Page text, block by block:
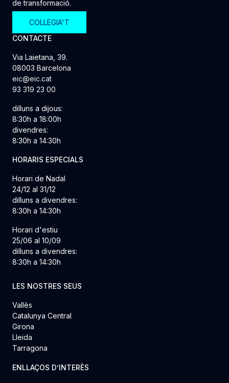
de transformació.
COL·LEGIA'T
CONTACTE
Via Laietana, 39.
08003 Barcelona
eic@eic.cat
93 319 23 00
dilluns a dijous:
8:30h a 18:00h
divendres:
8:30h a 14:30h
HORARIS ESPECIALS
Horari de Nadal
24/12 al 31/12
dilluns a divendres:
8:30h a 14:30h
Horari d'estiu
25/06 al 10/09
dilluns a divendres:
8:30h a 14:30h
LES NOSTRES SEUS
Vallès
Catalunya Central
Girona
Lleida
Tarragona
ENLLAÇOS D’INTERÈS